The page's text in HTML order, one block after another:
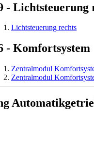
- Lichtsteuerung
Lichtsteuerung rechts
- Komfortsystem
Zentralmodul
Zentralmodul